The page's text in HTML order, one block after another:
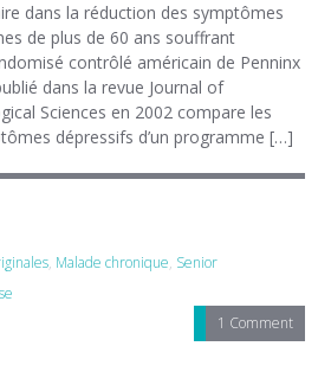
dans la réduction des symptômes
de plus de 60 ans souffrant
contrôlé américain de Penninx
dans la revue Journal of
Sciences en 2002 compare les
dépressifs d’un programme […]
, Malade chronique, Senior
1 Comment